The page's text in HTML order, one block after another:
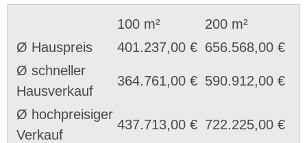
100 m²
200 m²
Ø Hauspreis
401.237,00 € 656.568,00 €
Ø schneller
Hausverkauf
364.761,00 € 590.912,00 €
Ø hochpreisiger
Verkauf
437.713,00 € 722.225,00 €